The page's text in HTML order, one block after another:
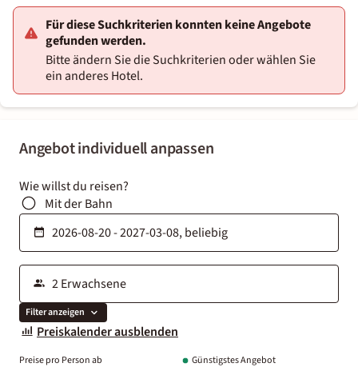
Angebot individuell anpassen
Wie willst du reisen?
Mit der Bahn
Filter anzeigen
Preiskalender ausblenden
Preise pro Person ab Günstigstes Angebot
Für diese Suchkriterien konnten keine Angebote
gefunden werden.
Bitte ändern Sie die Suchkriterien oder wählen Sie
ein anderes Hotel.